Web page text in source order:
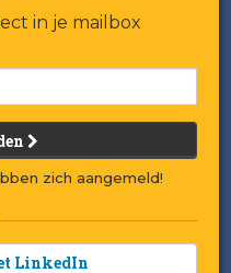
in je mailbox
zich aangemeld!
LinkedIn